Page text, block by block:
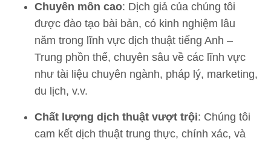
Chuyên môn cao: Dịch giả của chúng tôi
được đào tạo bài bản, có kinh nghiệm lâu
năm trong lĩnh vực dịch thuật tiếng Anh –
Trung phồn thể, chuyên sâu về các lĩnh vực
như tài liệu chuyên ngành, pháp lý, marketing,
du lịch, v.v.
Chất lượng dịch thuật vượt trội: Chúng tôi
cam kết dịch thuật trung thực, chính xác, và